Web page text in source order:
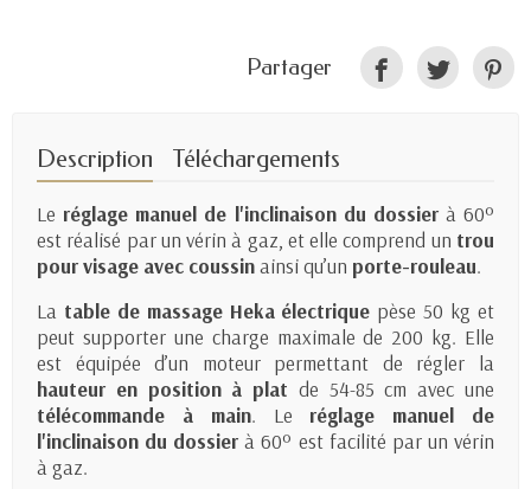
Partager
Description Téléchargements
Le réglage manuel de l'inclinaison du dossierà 60º
est réalisé par un vérin à gaz, et elle comprend un trou
pour visage avec coussinainsi qu’un porte-rouleau.
La table de massage Heka électrique pèse 50 kg et
peut supporter une charge maximale de 200 kg. Elle
est équipée d’un moteur permettant de régler la
hauteur en position à plat de 54-85 cm avec une
télécommande à main. Le réglage manuel de
l'inclinaison du dossier à 60º est facilité par un vérin
à gaz.